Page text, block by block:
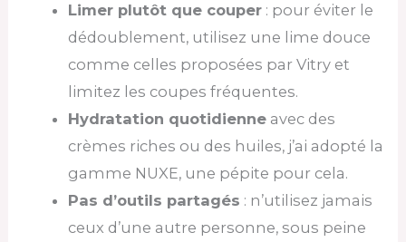
Limer plutôt que couper: pour éviter le
dédoublement, utilisez une lime douce
comme celles proposées par Vitry et
limitez les coupes fréquentes.
Hydratation quotidienneavec des
crèmes riches ou des huiles, j’ai adopté la
gamme NUXE, une pépite pour cela.
Pas d’outils partagés : n’utilisez jamais
ceux d’une autre personne, sous peine